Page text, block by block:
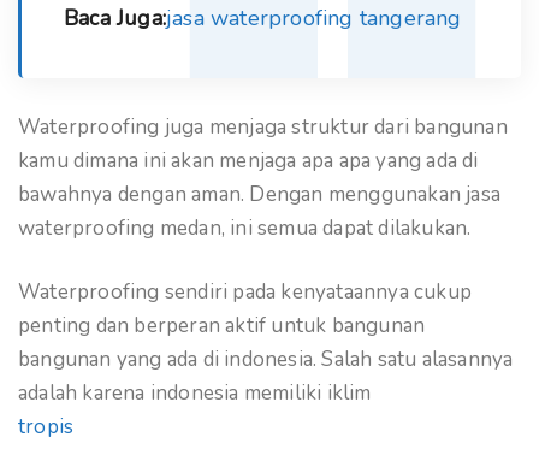
Baca Juga:jasa waterproofing tangerang
Waterproofing juga menjaga struktur dari bangunan
kamu dimana ini akan menjaga apa apa yang ada di
bawahnya dengan aman. Dengan menggunakan jasa
waterproofing medan, ini semua dapat dilakukan.
Waterproofing sendiri pada kenyataannya cukup
penting dan berperan aktif untuk bangunan
bangunan yang ada di indonesia. Salah satu alasannya
adalah karena indonesia memiliki iklim
tropis